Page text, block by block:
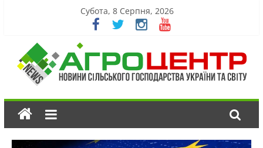
Субота, 8 Серпня, 2026